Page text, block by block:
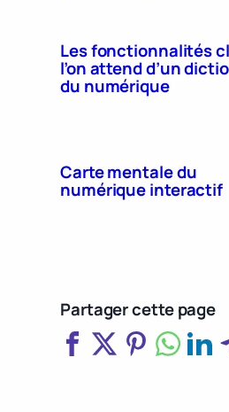
Les fonctionnalités
l’on attend d’un
du numérique
Carte mentale du
numérique interactif
Partager cette page